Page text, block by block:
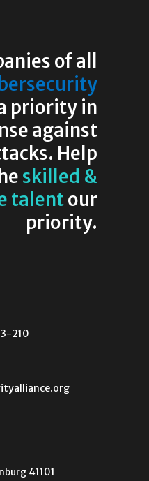
of all
priority in
against
Help
skilled &
talentour
priority.
210
41101